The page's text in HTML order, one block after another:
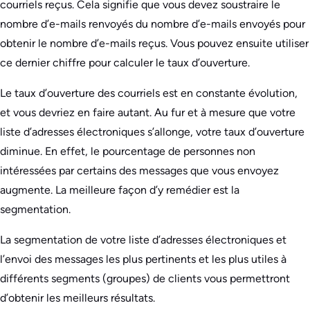
courriels reçus. Cela signifie que vous devez soustraire le
nombre d’e-mails renvoyés du nombre d’e-mails envoyés pour
obtenir le nombre d’e-mails reçus. Vous pouvez ensuite utiliser
ce dernier chiffre pour calculer le taux d’ouverture.
Le taux d’ouverture des courriels est en constante évolution,
et vous devriez en faire autant. Au fur et à mesure que votre
liste d’adresses électroniques s’allonge, votre taux d’ouverture
diminue. En effet, le pourcentage de personnes non
intéressées par certains des messages que vous envoyez
augmente. La meilleure façon d’y remédier est la
segmentation.
La segmentation de votre liste d’adresses électroniques et
l’envoi des messages les plus pertinents et les plus utiles à
différents segments (groupes) de clients vous permettront
d’obtenir les meilleurs résultats.